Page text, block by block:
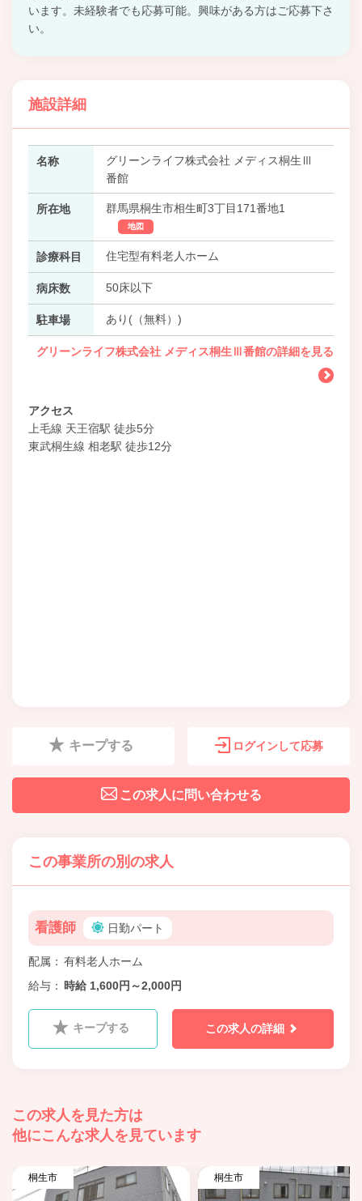
います。未経験者でも応募可能。興味がある方はご応募下さ
い。
施設詳細
名称
グリーンライフ株式会社 メディス桐生Ⅲ
番館
所在地 群馬県桐生市相生町3丁目171番地1
地図
診療科目 住宅型有料老人ホーム
病床数 50床以下
駐車場 あり(（無料）)
グリーンライフ株式会社 メディス桐生Ⅲ番館の詳細を見る
アクセス
上毛線 天王宿駅 徒歩5分
東武桐生線 相老駅 徒歩12分
キープする ログインして応募
この求人に問い合わせる
この事業所の別の求人
看護師 日勤パート
配属
有料老人ホーム
給与
時給 1,600円～2,000円
キープする この求人の詳細
この求人を見た方は
他にこんな求人を見ています
桐生市 桐生市